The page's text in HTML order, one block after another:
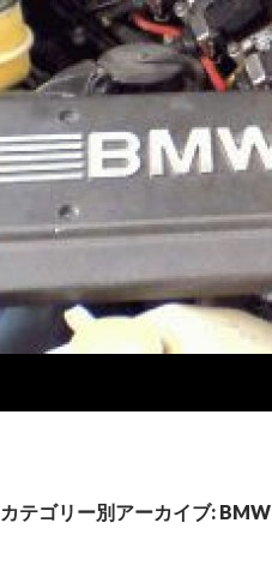
カテゴリー別アーカイブ: BMW